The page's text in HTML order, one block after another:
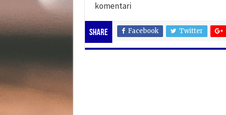
komentari
Share Facebook Twitter